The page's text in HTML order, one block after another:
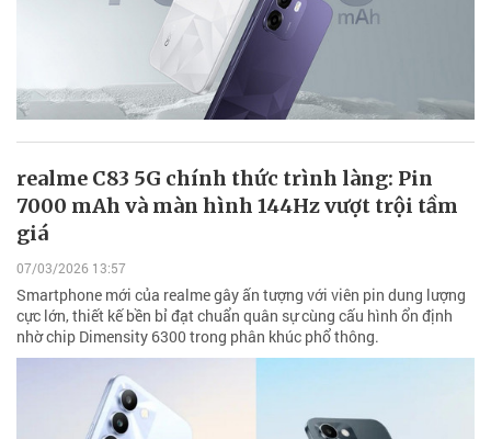
realme C83 5G chính thức trình làng: Pin
7000 mAh và màn hình 144Hz vượt trội tầm
giá
07/03/2026 13:57
Smartphone mới của realme gây ấn tượng với viên pin dung lượng
cực lớn, thiết kế bền bỉ đạt chuẩn quân sự cùng cấu hình ổn định
nhờ chip Dimensity 6300 trong phân khúc phổ thông.